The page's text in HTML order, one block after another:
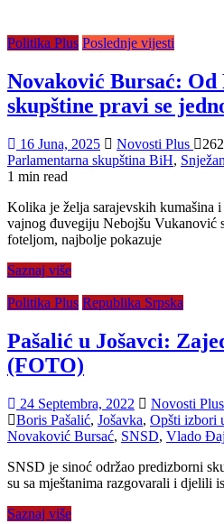
Politika Plus Poslednje vijesti
Novaković Bursać:
skupštine pravi se
16 Juna, 2025 Novosti Plus
Parlamentarna skupština BiH,
1 min read
Kolika je želja sarajevskih kumašina
vajnog đuvegiju Nebojšu Vukanović
foteljom, najbolje pokazuje
Saznaj više
Politika Plus Republika Srpska
Pašalić u Jošavci:
(FOTO)
24 Septembra, 2022 Novosti Plus
Boris Pašalić, Jošavka, Opšti izbori
Novaković Bursać, SNSD, Vlado
SNSD je sinoć održao predizborni
su sa mještanima razgovarali i djelili
Saznaj više